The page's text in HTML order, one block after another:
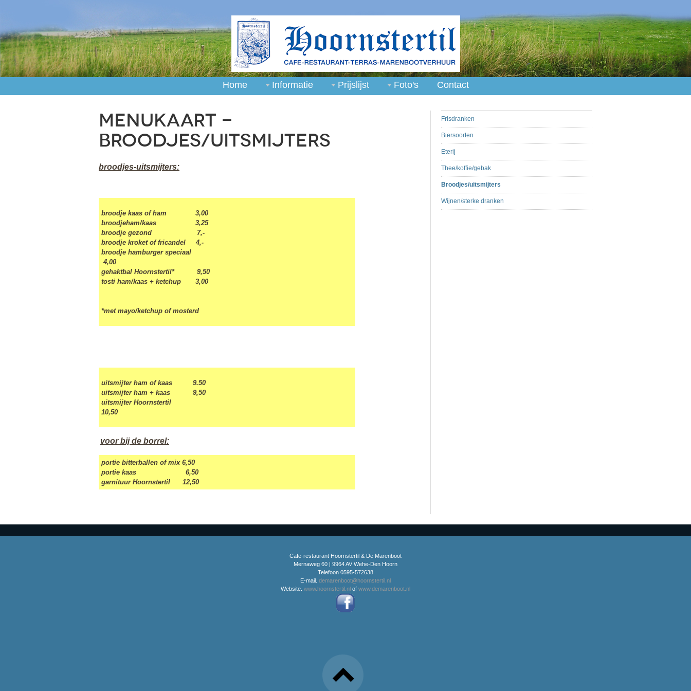
Home Informatie Prijslijst Foto's Contact
Menukaart -
Broodjes/uitsmijters
broodjes-uitsmijters:
broodje kaas of ham 3,00
broodjeham/kaas 3,25
broodje gezond 7,-
broodje kroket of fricandel 4,-
broodje hamburger speciaal
4,00
gehaktbal Hoornstertil* 9,50
tosti ham/kaas + ketchup 3,00
*met mayo/ketchup of mosterd
uitsmijter ham of kaas 9.50
uitsmijter ham + kaas 9,50
uitsmijter Hoornstertil
10,50
voor bij de borrel:
portie bitterballen of mix 6,50
portie kaas 6,50
garnituur Hoornstertil 12,50
Frisdranken
Biersoorten
Eterij
Thee/koffie/gebak
Broodjes/uitsmijters
Wijnen/sterke dranken
Cafe-restaurant Hoornstertil & De Marenboot
Mernaweg 60 | 9964 AV Wehe-Den Hoorn
Telefoon 0595-572638
E-mail. demarenboot@hoornstertil.nl
Website. www.hoornstertil.nl of www.demarenboot.nl